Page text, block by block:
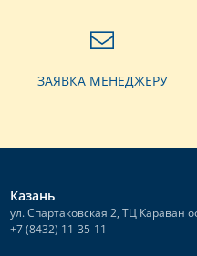
ЗАЯВКА МЕНЕДЖЕРУ
Казань
ул. Спартаковская 2, ТЦ Караван
+7 (8432) 11-35-11